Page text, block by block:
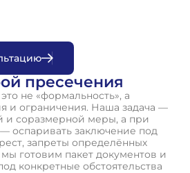
ьтацию
пресечения
не «формальность», а
и ограничения. Наша задача —
и соразмерной меры, а при
оспаривать заключение под
запреты определённых
готовим пакет документов и
конкретные обстоятельства